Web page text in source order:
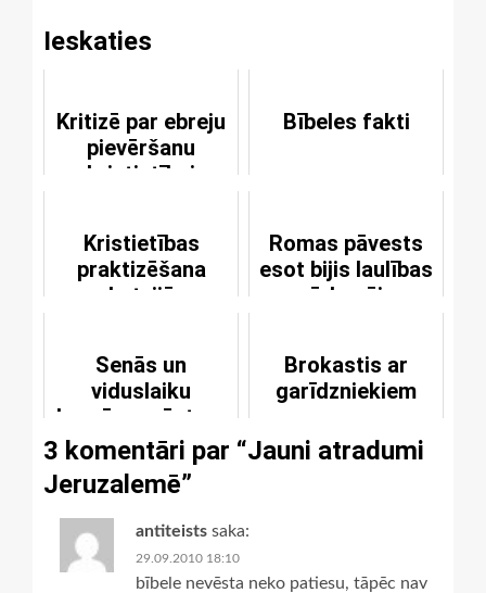
Ieskaties
Kritizē par ebreju
pievēršanu
kristietībai
Bībeles fakti
Kristietības
praktizēšana
Latvijā
Romas pāvests
esot bijis laulības
pārkapējs
Senās un
viduslaiku
baznīcas vēsture
latviski
Brokastis ar
garīdzniekiem
3 komentāri par “Jauni atradumi
Jeruzalemē”
antiteists saka:
29.09.2010 18:10
bībele nevēsta neko patiesu, tāpēc nav